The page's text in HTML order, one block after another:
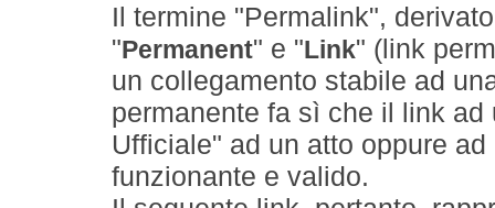
Il termine "Permalink",
" Permanent" e " Link" (link
un collegamento stabile ad
permanente fa sì che il link
Ufficiale" ad un atto oppure
funzionante e valido.